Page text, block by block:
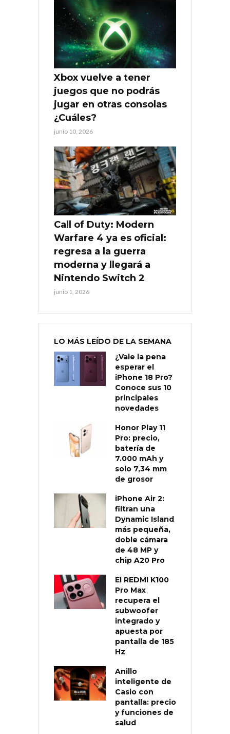
Xbox vuelve a tener
juegos que no podrás
jugar en otras consolas
¿Cuáles?
junio 10, 2026
Call of Duty: Modern
Warfare 4 ya es oficial:
regresa a la guerra
moderna y llegará a
Nintendo Switch 2
junio 1, 2026
LO MÁS LEÍDO DE LA SEMANA
¿Vale la pena
esperar el
iPhone 18 Pro?
Conoce sus 10
principales
novedades
Honor Play 11
Pro: precio,
batería de
7.000 mAh y
solo 7,34 mm
de grosor
iPhone Air 2:
filtran una
Dynamic Island
más pequeña,
doble cámara
de 48 MP y
chip A20 Pro
El REDMI K100
Pro Max
recupera el
subwoofer
integrado y
apuesta por
pantalla de 185
Hz
Anillo
inteligente de
Casio con
pantalla: precio
y funciones de
salud